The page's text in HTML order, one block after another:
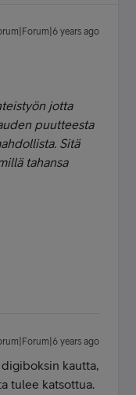
years ago
jotta
puutteesta
Sitä
tahansa
years ago
kautta,
tulee katsottua.